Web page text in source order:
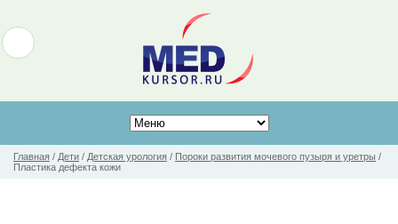
Главная / Дети / Детская урология / Пороки развития мочевого пузыря и уретры /
Пластика дефекта кожи